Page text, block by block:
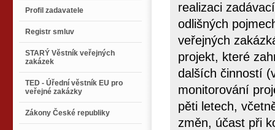
Profil zadavatele
Registr smluv
STARÝ Věstník veřejných
zakázek
TED - Úřední věstník EU pro
veřejné zakázky
Zákony České republiky
realizaci
odlišných
veřejných
projekt, které
dalších činností
monitorování
pěti letech,
změn, účast při